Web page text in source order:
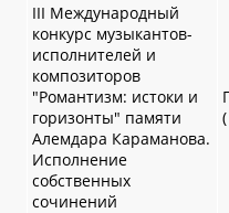
III Международный
конкурс музыкантов-
исполнителей и
композиторов
"Романтизм: истоки и
горизонты" памяти
Алемдара Караманова.
Исполнение
собственных
сочинений